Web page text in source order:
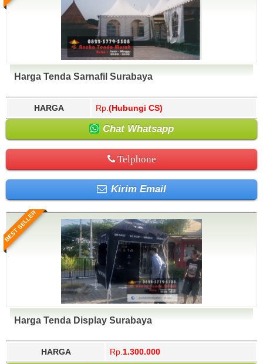
Harga Tenda Sarnafil Surabaya
HARGA Rp. (Hubungi CS)
Chat Whatsapp
Telphone
Kirim Email
BEST SELLER
Harga Tenda Display Surabaya
HARGA Rp. 1.300.000